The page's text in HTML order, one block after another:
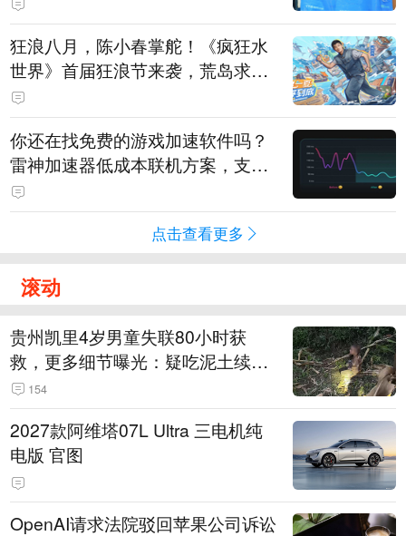
狂浪八月，陈小春掌舵！《疯狂水
世界》首届狂浪节来袭，荒岛求生
直播即将开启
你还在找免费的游戏加速软件吗？
雷神加速器低成本联机方案，支持
免费试用
点击查看更多
滚动
贵州凯里4岁男童失联80小时获
救，更多细节曝光：疑吃泥土续
命，搜救至20米附近错过多找3天
154
2027款阿维塔07L Ultra 三电机纯
电版 官图
OpenAI请求法院驳回苹果公司诉讼